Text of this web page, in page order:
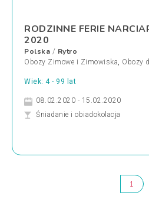
RODZINNE FERIE
2020
Polska / Rytro
Obozy Zimowe i Zimowiska, Obozy
Wiek: 4 - 99 lat
08.02.2020 - 15.02.2020
Śniadanie i obiadokolacja
1